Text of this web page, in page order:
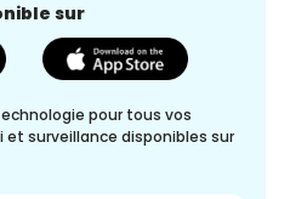
sur
pour tous vos
surveillance disponibles sur